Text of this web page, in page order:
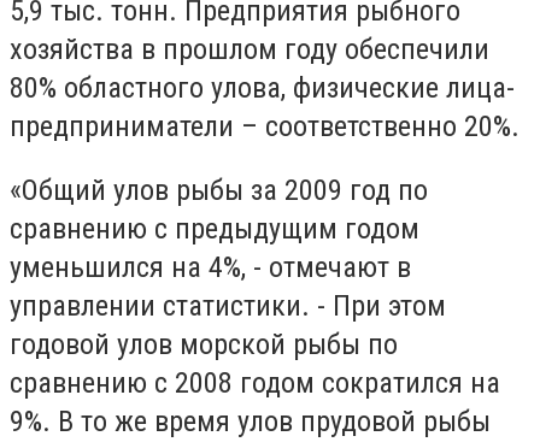
5,9 тыс. тонн. Предприятия рыбного
хозяйства в прошлом году обеспечили
80% областного улова, физические лица-
предприниматели – соответственно 20%.
«Общий улов рыбы за 2009 год по
сравнению с предыдущим годом
уменьшился на 4%, - отмечают в
управлении статистики. - При этом
годовой улов морской рыбы по
сравнению с 2008 годом сократился на
9%. В то же время улов прудовой рыбы